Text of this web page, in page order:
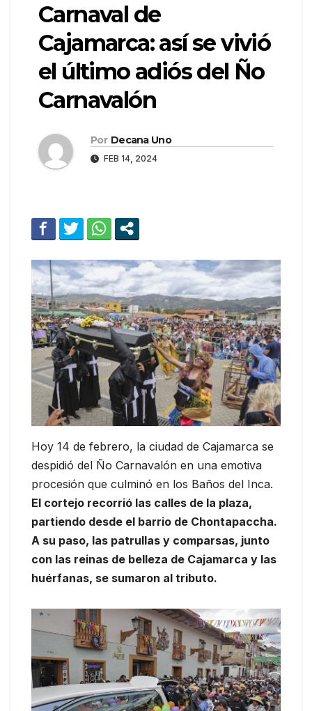
Carnaval de
Cajamarca: así se vivió
el último adiós del Ño
Carnavalón
Por Decana Uno
FEB 14, 2024
Hoy 14 de febrero, la ciudad de Cajamarca se
despidió del Ño Carnavalón en una emotiva
procesión que culminó en los Baños del Inca.
El cortejo recorrió las calles de la plaza,
partiendo desde el barrio de Chontapaccha.
A su paso, las patrullas y comparsas, junto
con las reinas de belleza de Cajamarca y las
huérfanas, se sumaron al tributo.